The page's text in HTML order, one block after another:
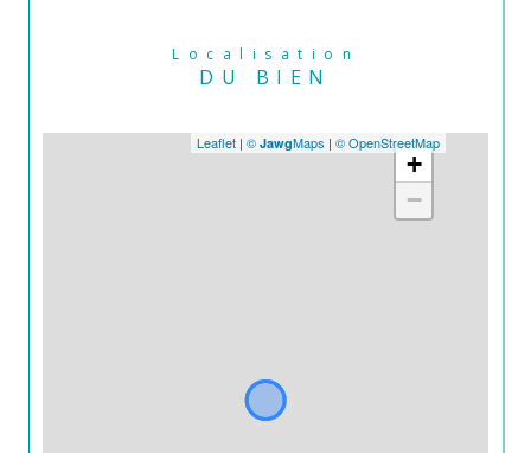
Localisation
DU BIEN
+
−
Leaflet | © JawgMaps | © OpenStreetMap